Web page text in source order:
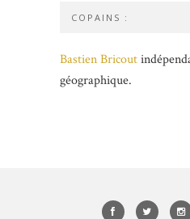
COPAINS :
Bastien Bricout
géographique.